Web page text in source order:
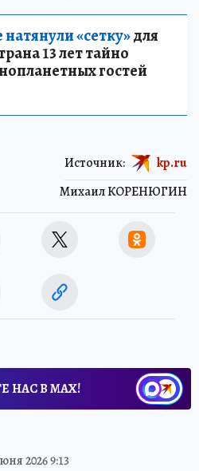
«сетку»для
13 лет тайно
гостей
Михаил КОРЕНЮГИН
Источник: kp.ru
НАС В МАХ!
2026 9:13